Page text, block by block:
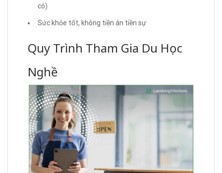
có)
Sức khỏe tốt, không tiền án tiền sự
Quy Trình Tham Gia Du Học
Nghề